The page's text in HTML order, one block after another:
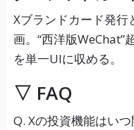
Xブランドカード発
画。“西洋版WeChat”
を単一UIに収める。
▽ FAQ
Q. Xの投資機能はいつ